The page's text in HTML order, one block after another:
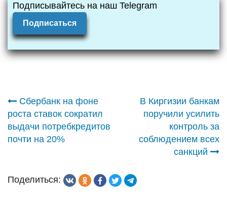
Подписывайтесь на наш Telegram
Подписаться
Навигация
по
Сбербанк на фоне
роста ставок сократил
выдачи потребкредитов
почти на 20%
В Киргизии банкам
поручили усилить
контроль за
соблюдением всех
санкций
Поделиться: